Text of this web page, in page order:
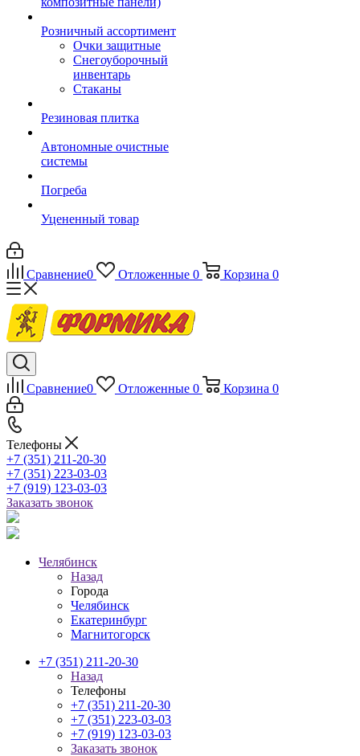
Розничный ассортимент
Очки защитные
Снегоуборочный
инвентарь
Стаканы
Резиновая плитка
Автономные очистные
системы
Погреба
Уцененный товар
Сравнение0 Отложенные 0 Корзина 0
Сравнение0 Отложенные 0 Корзина 0
Телефоны
+7 (351) 211-20-30
+7 (351) 223-03-03
+7 (919) 123-03-03
Заказать звонок
Челябинск
Назад
Города
Челябинск
Екатеринбург
Магнитогорск
+7 (351) 211-20-30
Назад
Телефоны
+7 (351) 211-20-30
+7 (351) 223-03-03
+7 (919) 123-03-03
Заказать звонок